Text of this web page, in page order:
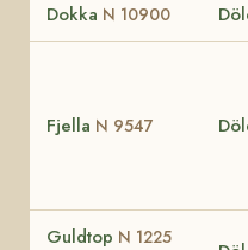
Dokka N 10900
Fjella N 9547
Guldtop N 1225